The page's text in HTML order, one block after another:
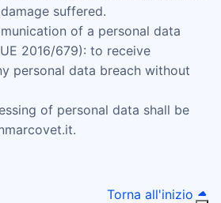
suffered.
of a personal data
2016/679): to receive
personal data breach without
of personal data shall be
Torna all'inizio